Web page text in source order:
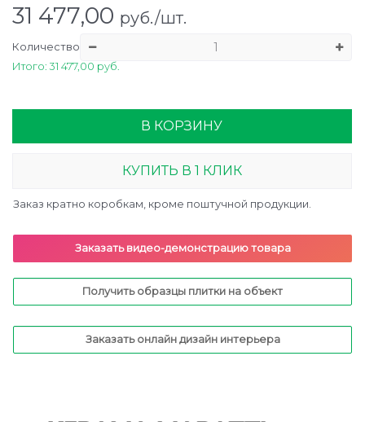
31 477,00 руб./шт.
Количество
Итого: 31 477,00 руб.
В КОРЗИНУ
КУПИТЬ В 1 КЛИК
Заказ кратно коробкам, кроме поштучной продукции.
Заказать видео-демонстрацию товара
Получить образцы плитки на объект
Заказать онлайн дизайн интерьера